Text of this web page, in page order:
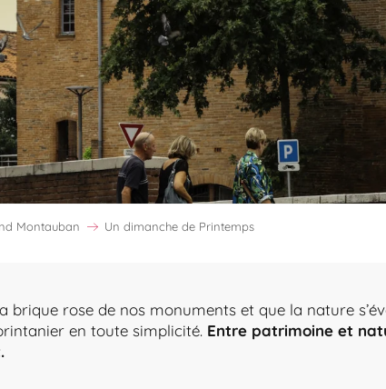
Montauban Un dimanche de Printemps
rose de nos monuments et que la nature
en toute simplicité. Entre patrimoine et